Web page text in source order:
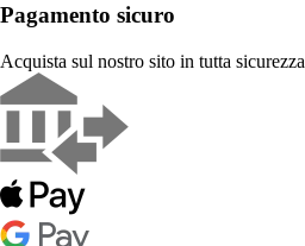
Pagamento sicuro
Acquista sul nostro sito in tutta sicurezza